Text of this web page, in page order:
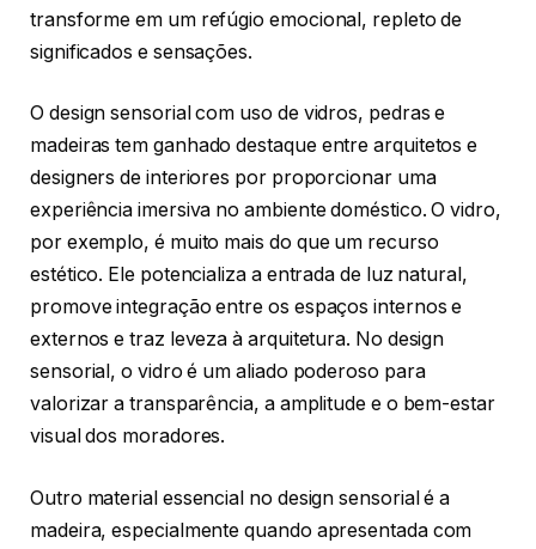
transforme em um refúgio emocional, repleto de
significados e sensações.
O design sensorial com uso de vidros, pedras e
madeiras tem ganhado destaque entre arquitetos e
designers de interiores por proporcionar uma
experiência imersiva no ambiente doméstico. O vidro,
por exemplo, é muito mais do que um recurso
estético. Ele potencializa a entrada de luz natural,
promove integração entre os espaços internos e
externos e traz leveza à arquitetura. No design
sensorial, o vidro é um aliado poderoso para
valorizar a transparência, a amplitude e o bem-estar
visual dos moradores.
Outro material essencial no design sensorial é a
madeira, especialmente quando apresentada com